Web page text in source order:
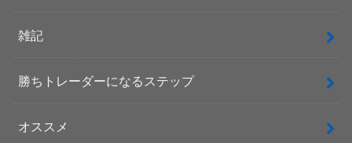
雑記
勝ちトレーダーになるステップ
オススメ